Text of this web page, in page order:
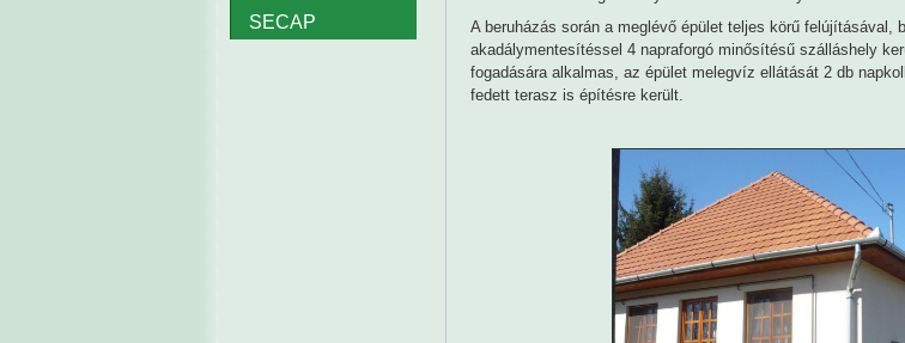
A beruházás során a meglévő épület teljes körű felújításával,
akadálymentesítéssel 4 napraforgó minősítésű szálláshely
fogadására alkalmas, az épület melegvíz ellátását 2 db
fedett terasz is építésre került.
SECAP